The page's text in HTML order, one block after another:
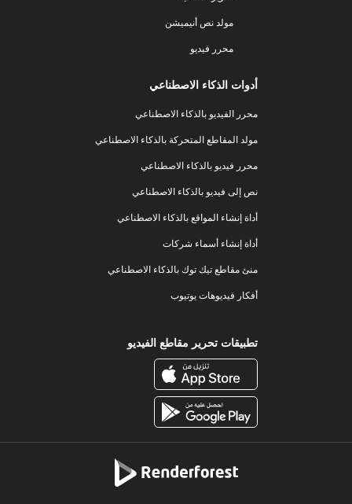
مولد نص أنيميشن
محرر فيديو
أدوات الذكاء الاصطناعي
محرر الفيديو بالذكاء الاصطناعي
مولد المقاطع المتحركة بالذكاء الاصطناعي
محرر فيديو بالذكاء الاصطناعي
نص إلى فيديو بالذكاء الاصطناعي
أداة إنشاء المواقع بالذكاء الاصطناعي
أداة إنشاء أسماء شركات
منئ مقاطع تيك توك بالذكاء الاصطناعي
أفكار فيديوهات يوتيوب
تطبيقات تحرير مقاطع الفيديو